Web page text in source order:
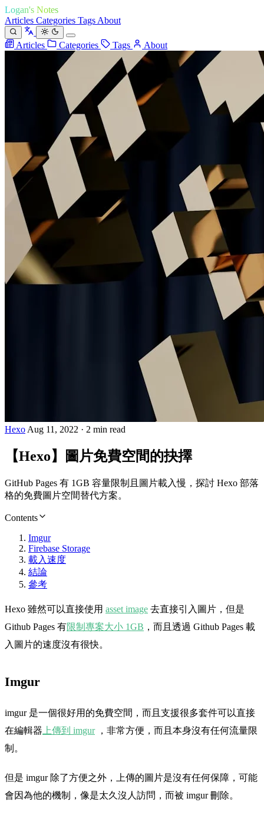
Logan's Notes
Articles Categories Tags About
Articles Categories Tags About
Hexo Aug 11, 2022 · 2 min read
【Hexo】圖片免費空間的抉擇
GitHub Pages 有 1GB 容量限制且圖片載入慢，探討 Hexo 部落
格的免費圖片空間替代方案。
Contents
Imgur
Firebase Storage
載入速度
結論
參考
Hexo 雖然可以直接使用 asset image 去直接引入圖片，但是
Github Pages 有限制專案大小 1GB ，而且透過 Github Pages 載
入圖片的速度沒有很快。
Imgur
imgur 是一個很好用的免費空間，而且支援很多套件可以直接
在編輯器 上傳到 imgur，非常方便，而且本身沒有任何流量限
制。
但是 imgur 除了方便之外，上傳的圖片是沒有任何保障，可能
會因為他的機制，像是太久沒人訪問，而被 imgur 刪除。